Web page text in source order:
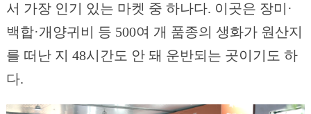
서 가장 인기 있는 마켓 중 하나다. 이곳은 장미·
백합·개양귀비 등 500여 개 품종의 생화가 원산지
를 떠난 지 48시간도 안 돼 운반되는 곳이기도 하
다.